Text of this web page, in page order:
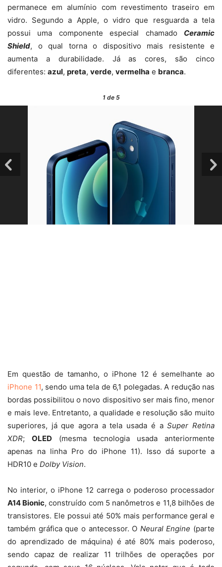
permanece em alumínio com revestimento traseiro em
vidro. Segundo a Apple, o vidro que resguarda a tela
possui uma componente especial chamado Ceramic
Shield, o qual torna o dispositivo mais resistente e
aumenta a durabilidade. Já as cores, são cinco
diferentes: azul, preta, verde, vermelha e branca.
1de 5
Em questão de tamanho, o iPhone 12 é semelhante ao
iPhone 11, sendo uma tela de 6,1 polegadas. A redução nas
bordas possibilitou o novo dispositivo ser mais fino, menor
e mais leve. Entretanto, a qualidade e resolução são muito
superiores, já que agora a tela usada é aSuper Retina
XDR; OLED (mesma tecnologia usada anteriormente
apenas na linha Pro do iPhone 11). Isso dá suporte a
HDR10 e Dolby Vision.
No interior, o iPhone 12 carrega o poderoso processador
A14 Bionic, construído com 5 nanômetros e 11,8 bilhões de
transistores. Ele possui até 50% mais performance geral e
também gráfica que o antecessor. O Neural Engine (parte
do aprendizado de máquina) é até 80% mais poderoso,
sendo capaz de realizar 11 trilhões de operações por